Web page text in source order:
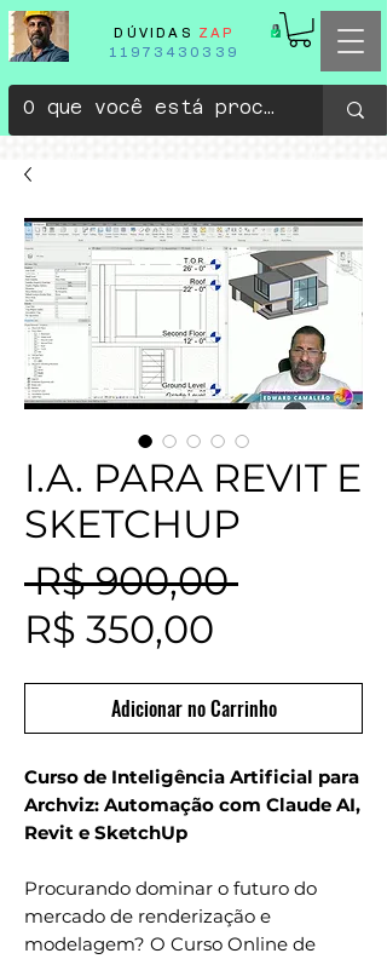
DÚVIDAS ZAP
11973430339
I.A. PARA REVIT E
SKETCHUP
R$ 900,00 Preço
R$ 350,00
Adicionar no Carrinho
Curso de Inteligência Artificial para
Archviz: Automação com Claude AI,
Revit e SketchUp
Procurando dominar o futuro do
mercado de renderização e
modelagem? O Curso Online de